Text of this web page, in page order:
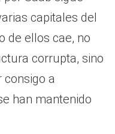
capitales del
de ellos cae, no
corrupta, sino
consigo a
han mantenido